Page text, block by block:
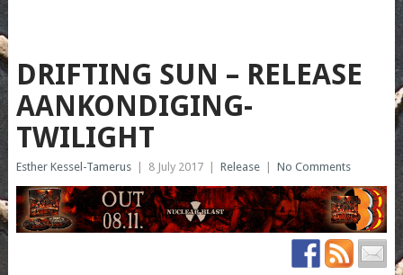
DRIFTING SUN – RELEASE
AANKONDIGING-
TWILIGHT
Esther Kessel-Tamerus 8 July 2017 Release No Comments